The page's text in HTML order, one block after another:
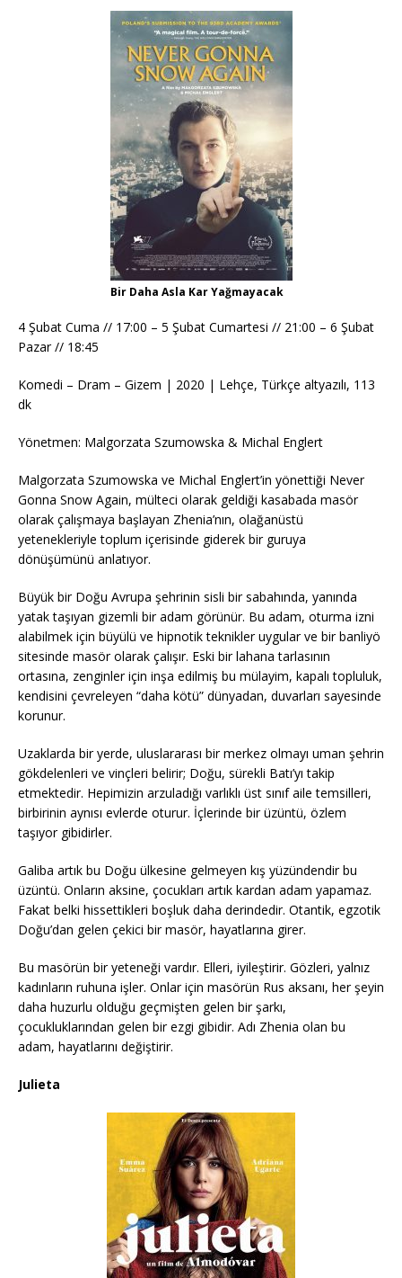
Bir Daha Asla Kar Yağmayacak
4 Şubat Cuma // 17:00 – 5 Şubat Cumartesi // 21:00 – 6 Şubat
Pazar // 18:45
Komedi – Dram – Gizem | 2020 | Lehçe, Türkçe altyazılı, 113
dk
Yönetmen: Malgorzata Szumowska & Michal Englert
Malgorzata Szumowska ve Michal Englert’in yönettiği Never
Gonna Snow Again, mülteci olarak geldiği kasabada masör
olarak çalışmaya başlayan Zhenia’nın, olağanüstü
yetenekleriyle toplum içerisinde giderek bir guruya
dönüşümünü anlatıyor.
Büyük bir Doğu Avrupa şehrinin sisli bir sabahında, yanında
yatak taşıyan gizemli bir adam görünür. Bu adam, oturma izni
alabilmek için büyülü ve hipnotik teknikler uygular ve bir banliyö
sitesinde masör olarak çalışır. Eski bir lahana tarlasının
ortasına, zenginler için inşa edilmiş bu mülayim, kapalı topluluk,
kendisini çevreleyen “daha kötü” dünyadan, duvarları sayesinde
korunur.
Uzaklarda bir yerde, uluslararası bir merkez olmayı uman şehrin
gökdelenleri ve vinçleri belirir; Doğu, sürekli Batı’yı takip
etmektedir. Hepimizin arzuladığı varlıklı üst sınıf aile temsilleri,
birbirinin aynısı evlerde oturur. İçlerinde bir üzüntü, özlem
taşıyor gibidirler.
Galiba artık bu Doğu ülkesine gelmeyen kış yüzündendir bu
üzüntü. Onların aksine, çocukları artık kardan adam yapamaz.
Fakat belki hissettikleri boşluk daha derindedir. Otantik, egzotik
Doğu’dan gelen çekici bir masör, hayatlarına girer.
Bu masörün bir yeteneği vardır. Elleri, iyileştirir. Gözleri, yalnız
kadınların ruhuna işler. Onlar için masörün Rus aksanı, her şeyin
daha huzurlu olduğu geçmişten gelen bir şarkı,
çocukluklarından gelen bir ezgi gibidir. Adı Zhenia olan bu
adam, hayatlarını değiştirir.
Julieta